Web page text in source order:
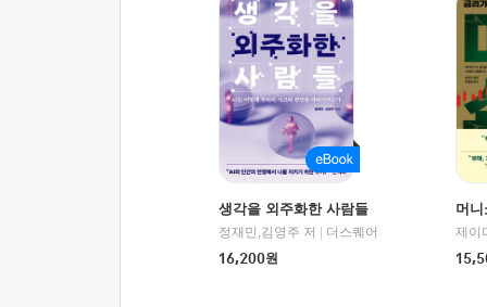
생각을 외주화한 사람들
정재민,김영주 저
더스퀘어
16,200원
머